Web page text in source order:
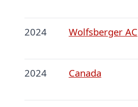
2024 Wolfsberger AC
2024 Canada